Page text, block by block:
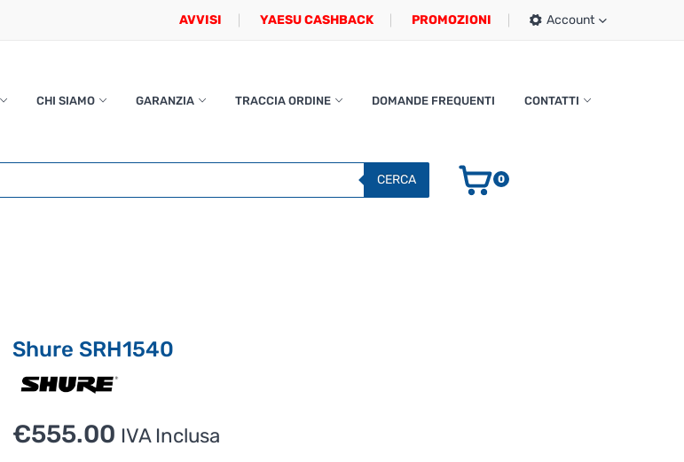
AVVISI YAESU CASHBACK PROMOZIONI Account
CHI SIAMO GARANZIA TRACCIA ORDINE DOMANDE FREQUENTI CONTATTI
CERCA 0
Shure SRH1540
€555.00 IVA Inclusa